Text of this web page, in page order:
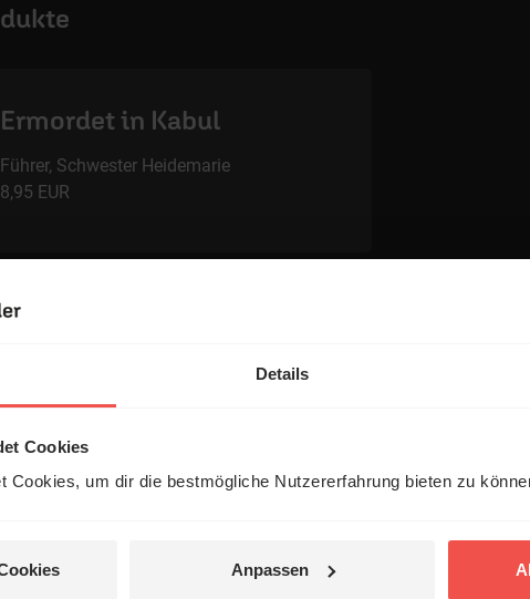
Details
Cookies
Cookies, um dir die bestmögliche Nutzererfahrung bieten zu
Anpassen
Ermordet in Kabul
Führer, Schwester Heidemarie
8,95 EUR
Shop unterstützen Sie die Arbeit des ERF.